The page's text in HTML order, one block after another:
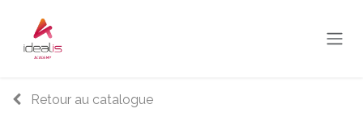
Retour au catalogue